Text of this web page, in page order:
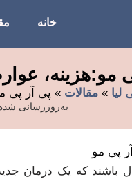
خانه
مو:هزینه،
لیا »مقالات » پی آر پی
به‌روزرسانی شده در 24
باشند که یک درمان